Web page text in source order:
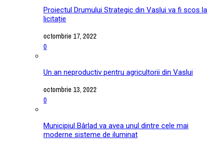
Proiectul Drumului Strategic din Vaslui va fi scos la
licitație
octombrie 17, 2022
0
Un an neproductiv pentru agricultorii din Vaslui
octombrie 13, 2022
0
Municipiul Bârlad va avea unul dintre cele mai
moderne sisteme de iluminat